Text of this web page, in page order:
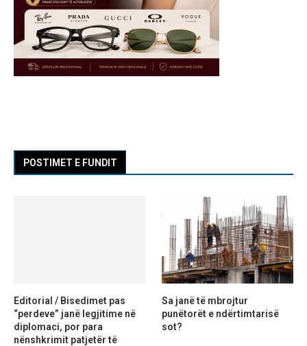
POSTIMET E FUNDIT
Editorial / Bisedimet pas
“perdeve” janë legjitime në
diplomaci, por para
nënshkrimit patjetër të
Sa janë të mbrojtur
punëtorët e ndërtimtarisë
sot?